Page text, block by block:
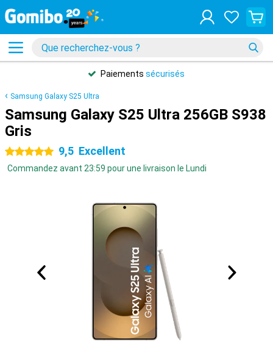
Paiements sécurisés
Samsung Galaxy S25 Ultra
Samsung Galaxy S25 Ultra 256GB S938
Gris
5 étoiles 9,5 Excellent
Commandez avant 23:59 pour une livraison le Lundi